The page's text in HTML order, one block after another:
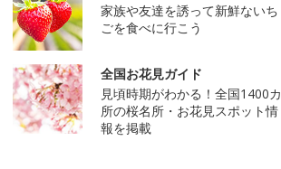
家族や友達を誘って新鮮ないち
ごを食べに行こう
全国お花見ガイド
見頃時期がわかる！全国1400カ
所の桜名所・お花見スポット情
報を掲載